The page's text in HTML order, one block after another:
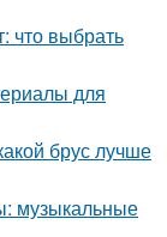
что выбрать
для
брус лучше
музыкальные